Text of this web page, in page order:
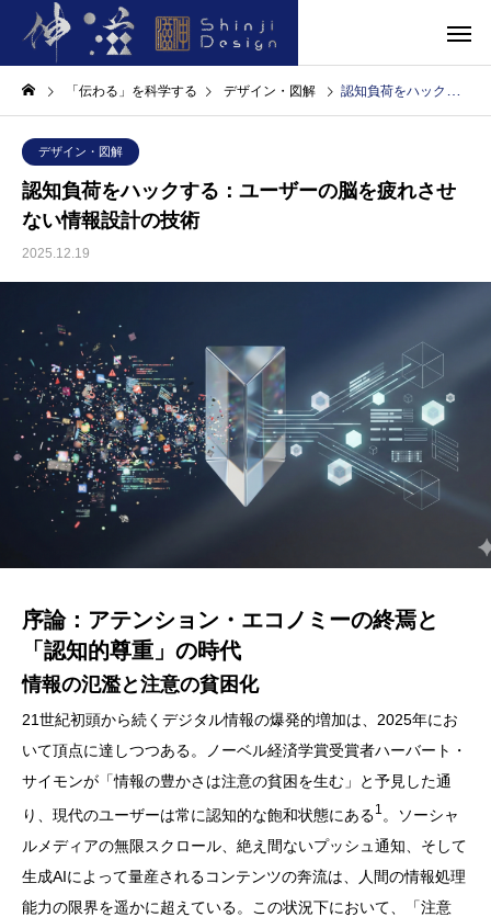
「伝わる」を科学する デザイン・図解 認知負荷をハックする：ユーザーの脳を疲れさせない情報設計の技術
デザイン・図解
認知負荷をハックする：ユーザーの脳を疲れさせ
ない情報設計の技術
2025.12.19
序論：アテンション・エコノミーの終焉と
「認知的尊重」の時代
情報の氾濫と注意の貧困化
21世紀初頭から続くデジタル情報の爆発的増加は、2025年にお
いて頂点に達しつつある。ノーベル経済学賞受賞者ハーバート・
サイモンが「情報の豊かさは注意の貧困を生む」と予見した通
り、現代のユーザーは常に認知的な飽和状態にある1 。ソーシャ
ルメディアの無限スクロール、絶え間ないプッシュ通知、そして
生成AIによって量産されるコンテンツの奔流は、人間の情報処理
能力の限界を遥かに超えている。この状況下において、「注意